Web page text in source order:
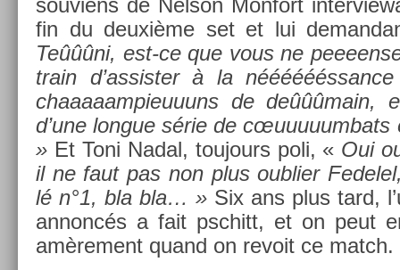
souviens de Nel­son Mon­fort
fin du deuxième set et lui
Teûûûni, est-ce que vous ne
train d’as­sist­er à la
chaaaaam­pieuuuns de deûûûmain,
d’une lon­gue série de cœuuuuum­bats
» Et Toni Nadal, toujours poli, « Oui
il ne faut pas non plus oub­li­er
lé n°1, bla bla… » Six ans plus tard,
an­noncés a fait pschitt, et on peut
amère­ment quand on re­voit ce match.